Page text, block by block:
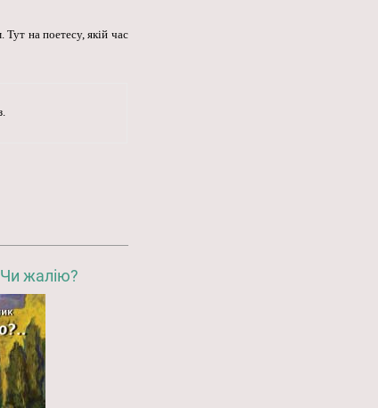
на поетесу, якій час
жалію?